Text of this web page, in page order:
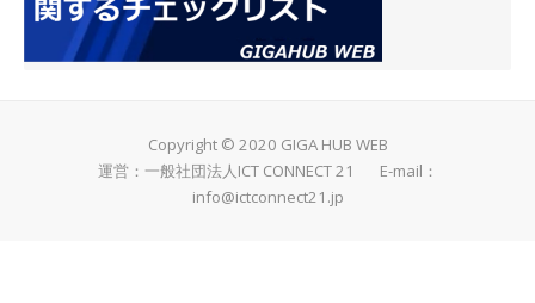
Copyright © 2020 GIGA HUB WEB
運営：一般社団法人ICT CONNECT 21 E-mail：
info@ictconnect21.jp